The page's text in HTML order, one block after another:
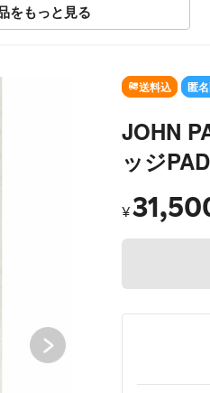
をもっと見る
SOLD
送料込 匿
JOHN
ッジ
¥